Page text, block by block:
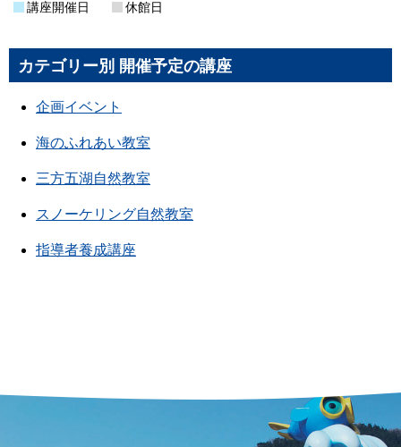
講座開催日 休館日
カテゴリー別 開催予定の講座
企画イベント
海のふれあい教室
三方五湖自然教室
スノーケリング自然教室
指導者養成講座